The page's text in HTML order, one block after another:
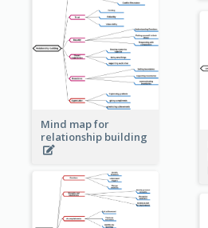
Mind map for
relationship building